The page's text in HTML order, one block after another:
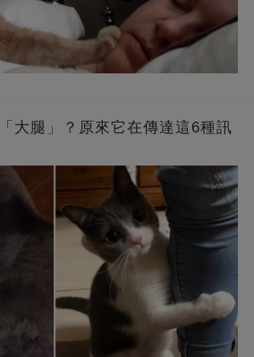
大腿」？原來它在傳達這6種訊